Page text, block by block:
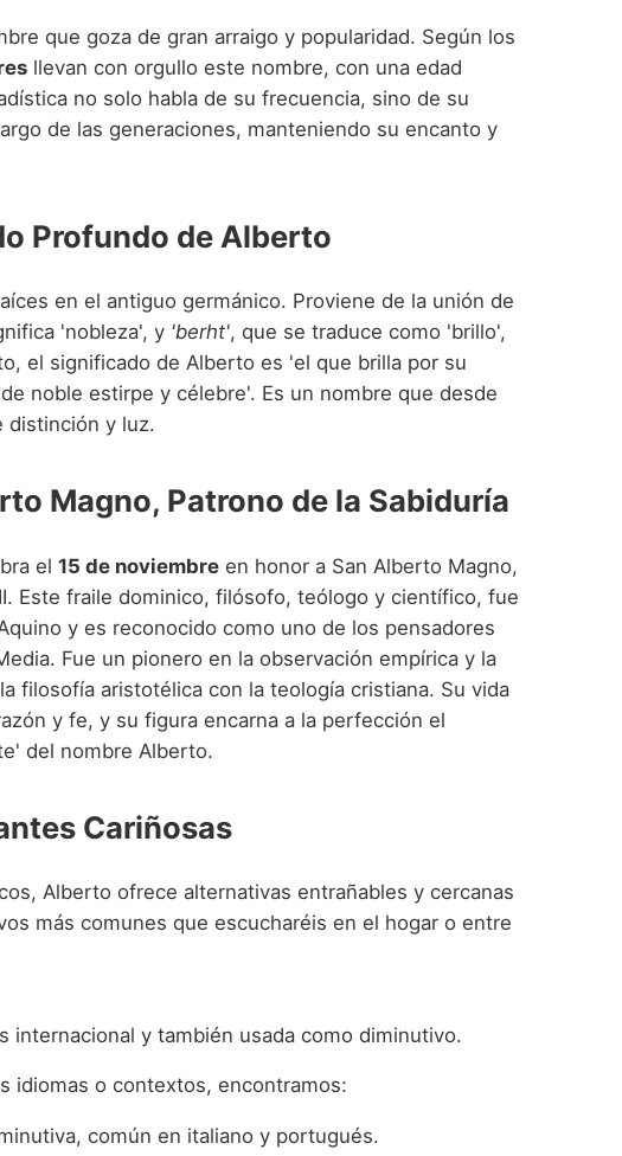
que goza de gran arraigo y popularidad. Según los
llevan con orgullo este nombre, con una edad
no solo habla de su frecuencia, sino de su
de las generaciones, manteniendo su encanto y
Profundo de Alberto
en el antiguo germánico. Proviene de la unión de
'nobleza', y 'berht', que se traduce como 'brillo',
el significado de Alberto es 'el que brilla por su
noble estirpe y célebre'. Es un nombre que desde
distinción y luz.
Magno, Patrono de la Sabiduría
el 15 de noviembre en honor a San Alberto Magno,
Este fraile dominico, filósofo, teólogo y científico, fue
y es reconocido como uno de los pensadores
Fue un pionero en la observación empírica y la
filosofía aristotélica con la teología cristiana. Su vida
y fe, y su figura encarna a la perfección el
del nombre Alberto.
Cariñosas
Alberto ofrece alternativas entrañables y cercanas
más comunes que escucharéis en el hogar o entre
internacional y también usada como diminutivo.
idiomas o contextos, encontramos:
común en italiano y portugués.